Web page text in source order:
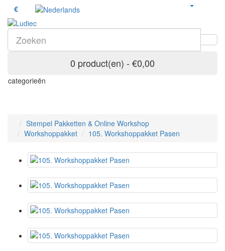
€
0 product(en) - €0,00
categorieën
Stempel Pakketten & Online Workshop
Workshoppakket
105. Workshoppakket Pasen